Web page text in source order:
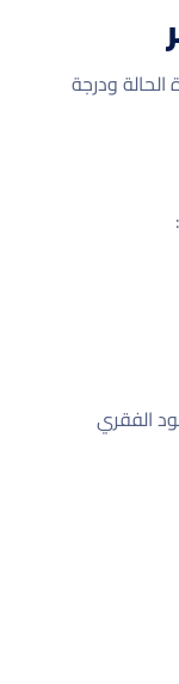
ودرجة
الفقري